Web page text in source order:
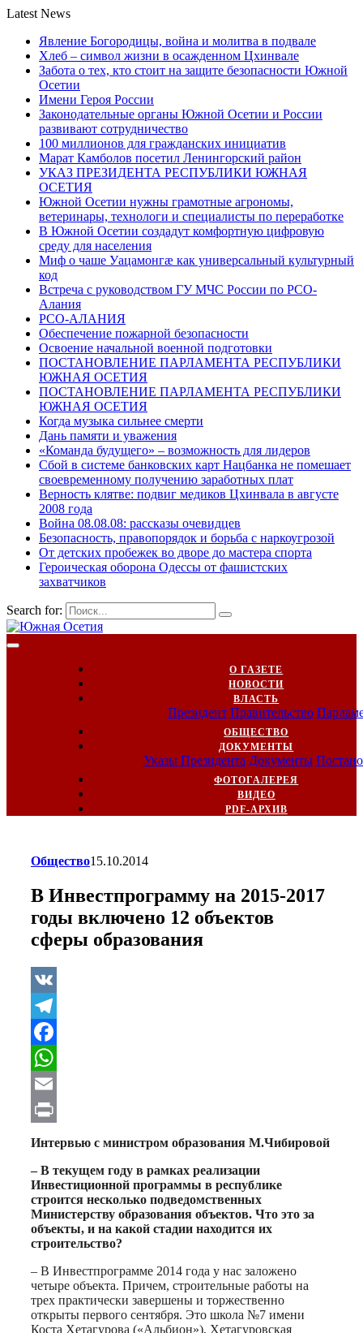
Latest News
Явление Богородицы, война и молитва в подвале
Хлеб – символ жизни в осажденном Цхинвале
Забота о тех, кто стоит на защите безопасности Южной
Осетии
Имени Героя России
Законодательные органы Южной Осетии и России
развивают сотрудничество
100 миллионов для гражданских инициатив
Марат Камболов посетил Ленингорский район
УКАЗ ПРЕЗИДЕНТА РЕСПУБЛИКИ ЮЖНАЯ
ОСЕТИЯ
Южной Осетии нужны грамотные агрономы,
ветеринары, технологи и специалисты по переработке
В Южной Осетии создадут комфортную цифровую
среду для населения
Миф о чаше Уацамонгæ как универсальный культурный
код
Встреча с руководством ГУ МЧС России по РСО-
Алания
РСО-АЛАНИЯ
Обеспечение пожарной безопасности
Освоение начальной военной подготовки
ПОСТАНОВЛЕНИЕ ПАРЛАМЕНТА РЕСПУБЛИКИ
ЮЖНАЯ ОСЕТИЯ
ПОСТАНОВЛЕНИЕ ПАРЛАМЕНТА РЕСПУБЛИКИ
ЮЖНАЯ ОСЕТИЯ
Когда музыка сильнее смерти
Дань памяти и уважения
«Команда будущего» – возможность для лидеров
Сбой в системе банковских карт Нацбанка не помешает
своевременному получению заработных плат
Верность клятве: подвиг медиков Цхинвала в августе
2008 года
Война 08.08.08: рассказы очевидцев
Безопасность, правопорядок и борьба с наркоугрозой
От детских пробежек во дворе до мастера спорта
Героическая оборона Одессы от фашистских
захватчиков
Search for:
О ГАЗЕТЕ
НОВОСТИ
ВЛАСТЬ
Президент Правительство
ОБЩЕСТВО
ДОКУМЕНТЫ
Указы Президента Документы
ФОТОГАЛЕРЕЯ
ВИДЕО
PDF-АРХИВ
Общество15.10.2014
В Инвестпрограмму на 2015-2017
годы включено 12 объектов
сферы образования
VK
Telegram
Facebook
WhatsApp
Email
Print
Интервью с министром образования М.Чибировой
– В текущем году в рамках реализации
Инвестиционной программы в республике
строится несколько подведомственных
Министерству образования объектов. Что это за
объекты, и на какой стадии находится их
строительство?
– В Инвестпрограмме 2014 года у нас заложено
четыре объекта. Причем, строительные работы на
трех практически завершены и торжественно
открыты первого сентября. Это школа №7 имени
Коста Хетагурова («Альбион»), Хетагуровская